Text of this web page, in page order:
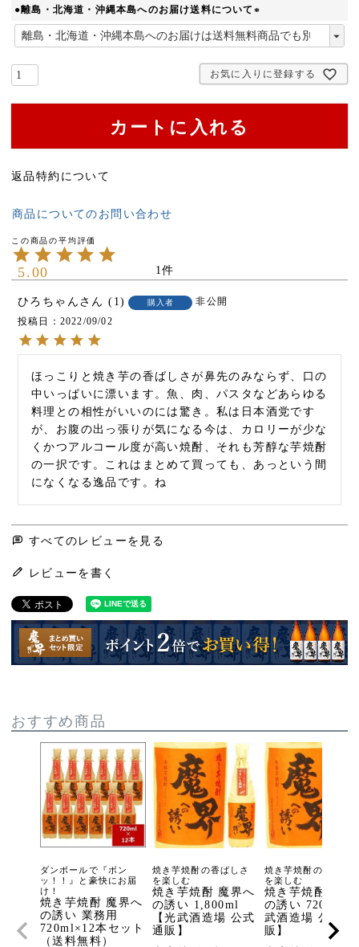
須
)
●離島・北海道・沖縄本島へのお届け送料について
(
必
)
お気に入りに登録する
カートに入れる
返品特約について
商品についてのお問い合わせ
5.00 1
ひろちゃん 1 購入者
非公開
投稿日
2022/09/02
ほっこりと焼き芋の香ばしさが鼻先のみならず、口の
中いっぱいに漂います。魚、肉、パスタなどあらゆる
料理との相性がいいのには驚き。私は日本酒党です
が、お腹の出っ張りが気になる今は、カロリーが少な
くかつアルコール度が高い焼酎、それも芳醇な芋焼酎
の一択です。これはまとめて買っても、あっという間
になくなる逸品です。ね
すべてのレビューを見る
レビューを書く
おすすめ商品
ダンボールで『ボン
ッ！！』と豪快にお届
け！
焼き芋焼酎 魔界へ
の誘い 業務用
720ml×12本セット
（送料無料）
焼き芋焼酎の香ばしさ
を楽しむ
焼き芋焼酎 魔界へ
の誘い 1,800ml
【光武酒造場 公式
通販】
焼き芋焼酎の香ばし
を楽しむ
焼き芋焼酎 魔界
の誘い 720ml 【
武酒造場 公式通
販】